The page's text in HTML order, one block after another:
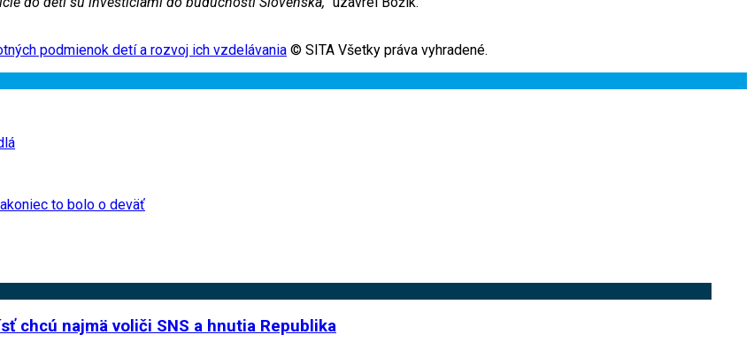
podmienok detí a rozvoj ich vzdelávania © SITA Všetky práva vyhradené.
to bolo o deväť
chcú najmä voliči SNS a hnutia Republika